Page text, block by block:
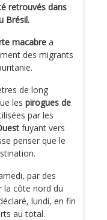
retrouvés dans
Brésil.
macabre a
des migrants
de long
les pirogues de
par les
fuyant vers
penser que le
par des
la côte nord du
lundi, en fin
au total.